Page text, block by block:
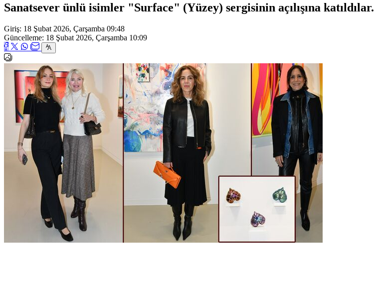
Sanatsever ünlü isimler "Surface" (Yüzey) sergisinin açılışına katıldılar.
Giriş: 18 Şubat 2026, Çarşamba 09:48
Güncelleme: 18 Şubat 2026, Çarşamba 10:09